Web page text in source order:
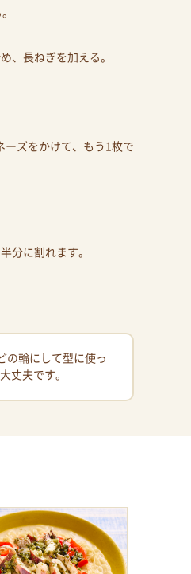
、長ねぎを加える。
ーズをかけて、もう1枚で
分に割れます。
の輪にして型に使っ
丈夫です。